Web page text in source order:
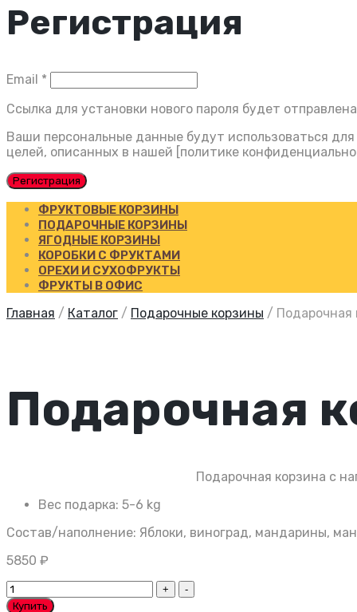
Регистрация
Email *
Ссылка для установки нового пароля будет
Ваши персональные данные будут использоваться
целей, описанных в нашей [политике
Регистрация
ФРУКТОВЫЕ КОРЗИНЫ
ПОДАРОЧНЫЕ КОРЗИНЫ
ЯГОДНЫЕ КОРЗИНЫ
КОРОБКИ С ФРУКТАМИ
ОРЕХИ И СУХОФРУКТЫ
ФРУКТЫ В ОФИС
Главная / Каталог / Подарочные корзины /
Подарочная
Подарочная корзина с
Вес подарка: 5-6 kg
Состав/наполнение: Яблоки, виноград, мандарины,
5850 ₽
Подарочная
корзина
Купить